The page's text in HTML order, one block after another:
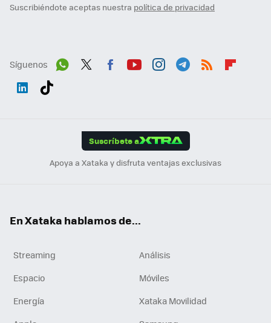
Suscribiéndote aceptas nuestra política de privacidad
Síguenos
Suscríbete a
Apoya a Xataka y disfruta ventajas exclusivas
En Xataka hablamos de...
Streaming
Análisis
Espacio
Móviles
Energía
Xataka Movilidad